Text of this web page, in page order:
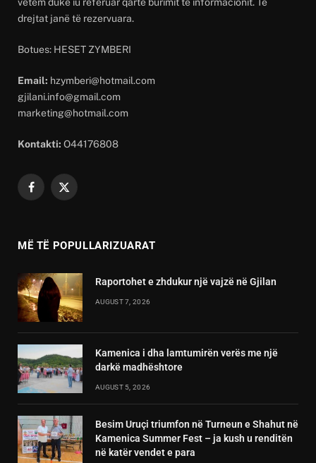
drejtat janë të rezervuara.
Botues: HESET ZYMBERI
Email: hzymberi@hotmail.com
gjilani.info@gmail.com
marketing@hotmail.com
Kontakti: O44176808
Facebook
X
MË TË POPULLARIZUARAT
Raportohet e zhdukur një vajzë në Gjilan
AUGUST 7, 2026
Kamenica i dha lamtumirën verës me një
darkë madhështore
AUGUST 5, 2026
Besim Uruçi triumfon në Turneun e Shahut në
Kamenica Summer Fest – ja kush u renditën
në katër vendet e para